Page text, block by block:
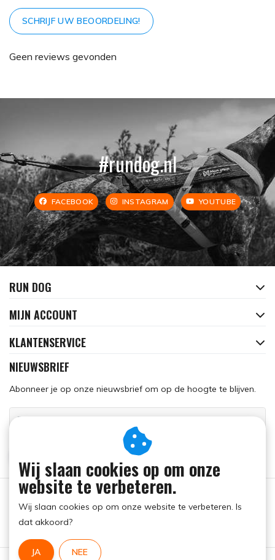
SCHRIJF UW BEOORDELING!
Geen reviews gevonden
#rundog.nl
FACEBOOK INSTAGRAM YOUTUBE
RUN DOG
MIJN ACCOUNT
KLANTENSERVICE
NIEUWSBRIEF
Abonneer je op onze nieuwsbrief om op de hoogte te blijven.
Wij slaan cookies op om onze
website te verbeteren.
Wij slaan cookies op om onze website te verbeteren. Is
dat akkoord?
JA NEE